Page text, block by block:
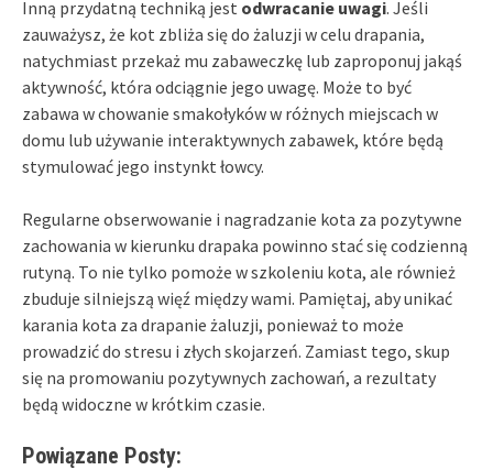
Inną przydatną techniką jest odwracanie uwagi. Jeśli
zauważysz, że kot zbliża się do żaluzji w celu drapania,
natychmiast przekaż mu zabaweczkę lub zaproponuj jakąś
aktywność, która odciągnie jego uwagę. Może to być
zabawa w chowanie smakołyków w różnych miejscach w
domu lub używanie interaktywnych zabawek, które będą
stymulować jego instynkt łowcy.
Regularne obserwowanie i nagradzanie kota za pozytywne
zachowania w kierunku drapaka powinno stać się codzienną
rutyną. To nie tylko pomoże w szkoleniu kota, ale również
zbuduje silniejszą więź między wami. Pamiętaj, aby unikać
karania kota za drapanie żaluzji, ponieważ to może
prowadzić do stresu i złych skojarzeń. Zamiast tego, skup
się na promowaniu pozytywnych zachowań, a rezultaty
będą widoczne w krótkim czasie.
Powiązane Posty: